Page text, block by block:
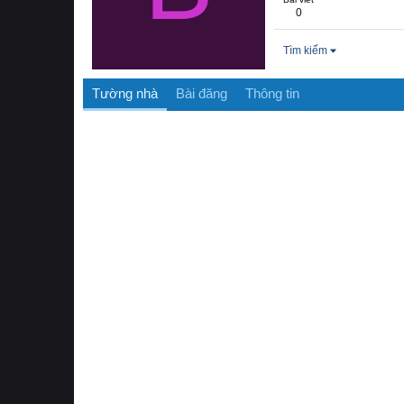
0
Tìm kiếm
Tường nhà Bài đăng Thông tin